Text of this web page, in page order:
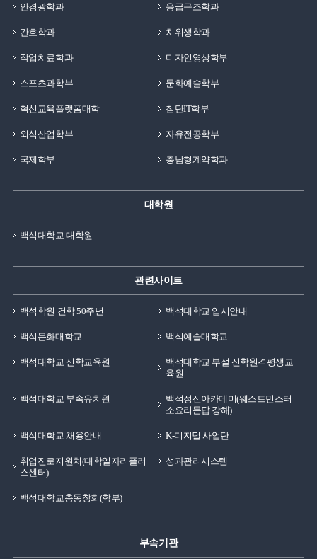
안경광학과 응급구조학과
간호학과 치위생학과
작업치료학과 디자인영상학부
스포츠과학부 문화예술학부
혁신교육플랫폼대학 첨단IT학부
외식산업학부 자유전공학부
국제학부 충남형계약학과
대학원
백석대학교 대학원
관련사이트
백석학원 건학 50주년 백석대학교 입시안내
백석문화대학교 백석예술대학교
백석대학교 신학교육원
백석대학교 부설 신학원격평생교
육원
백석대학교 부속유치원
백석정신아카데미(웨스트민스터
소요리문답 강해)
백석대학교 채용안내 K-디지털 사업단
취업진로지원처(대학일자리플러
스센터)
성과관리시스템
백석대학교총동창회(학부)
부속기관